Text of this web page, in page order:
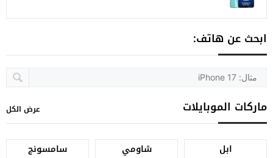
ابحث عن هاتف:
ماركات الموبايلات عرض الكل
ابل شاومي
سامسونج